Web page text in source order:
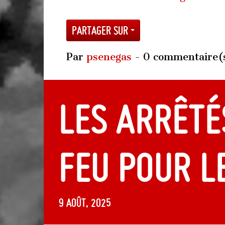
Partager sur
Par psenegas - 0
Les
feu pour
9 août, 2025